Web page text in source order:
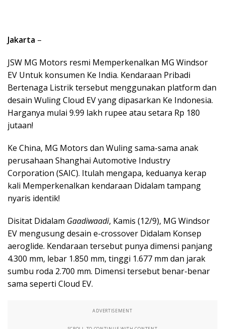
Jakarta –
JSW MG Motors resmi Memperkenalkan MG Windsor
EV Untuk konsumen Ke India. Kendaraan Pribadi
Bertenaga Listrik tersebut menggunakan platform dan
desain Wuling Cloud EV yang dipasarkan Ke Indonesia.
Harganya mulai 9.99 lakh rupee atau setara Rp 180
jutaan!
Ke China, MG Motors dan Wuling sama-sama anak
perusahaan Shanghai Automotive Industry
Corporation (SAIC). Itulah mengapa, keduanya kerap
kali Memperkenalkan kendaraan Didalam tampang
nyaris identik!
Disitat Didalam Gaadiwaadi, Kamis (12/9), MG Windsor
EV mengusung desain e-crossover Didalam Konsep
aeroglide. Kendaraan tersebut punya dimensi panjang
4.300 mm, lebar 1.850 mm, tinggi 1.677 mm dan jarak
sumbu roda 2.700 mm. Dimensi tersebut benar-benar
sama seperti Cloud EV.
ADVERTISEMENT